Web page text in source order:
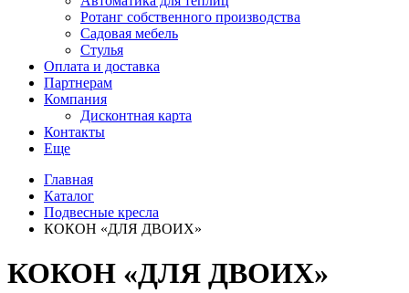
Ротанг собственного производства
Садовая мебель
Стулья
Оплата и доставка
Партнерам
Компания
Дисконтная карта
Контакты
Еще
Главная
Каталог
Подвесные кресла
КОКОН «ДЛЯ ДВОИХ»
КОКОН «ДЛЯ ДВОИХ»